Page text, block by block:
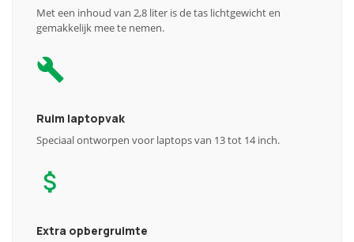
Met een inhoud van 2,8 liter is de tas lichtgewicht en
gemakkelijk mee te nemen.
Ruim laptopvak
Speciaal ontworpen voor laptops van 13 tot 14 inch.
Extra opbergruimte